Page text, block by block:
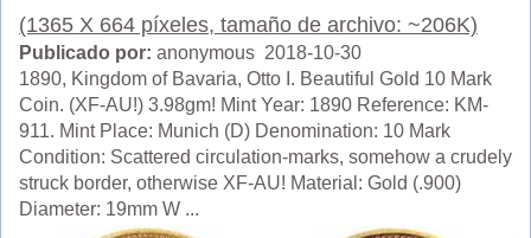
(1365 X 664 píxeles, tamaño de archivo: ~206K)
Publicado por: anonymous 2018-10-30
1890, Kingdom of Bavaria, Otto I. Beautiful Gold 10 Mark
Coin. (XF-AU!) 3.98gm! Mint Year: 1890 Reference: KM-
911. Mint Place: Munich (D) Denomination: 10 Mark
Condition: Scattered circulation-marks, somehow a crudely
struck border, otherwise XF-AU! Material: Gold (.900)
Diameter: 19mm W ...